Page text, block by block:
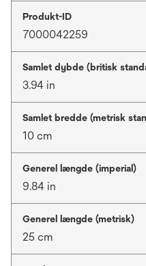
Produkt-ID
7000042259
Samlet dybde (britisk
3.94 in
Samlet bredde (metrisk
10 cm
Generel længde (imperial)
9.84 in
Generel længde (metrisk)
25 cm